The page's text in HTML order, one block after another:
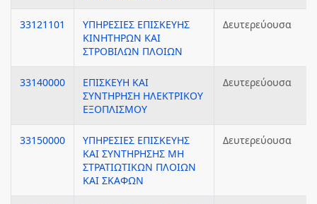
33121101
ΥΠΗΡΕΣΙΕΣ ΕΠΙΣΚΕΥΗΣ
ΚΙΝΗΤΗΡΩΝ ΚΑΙ
ΣΤΡΟΒΙΛΩΝ ΠΛΟΙΩΝ
Δευτερεύουσα
33140000
ΕΠΙΣΚΕΥΗ ΚΑΙ
ΣΥΝΤΗΡΗΣΗ ΗΛΕΚΤΡΙΚΟΥ
ΕΞΟΠΛΙΣΜΟΥ
Δευτερεύουσα
33150000
ΥΠΗΡΕΣΙΕΣ ΕΠΙΣΚΕΥΗΣ
ΚΑΙ ΣΥΝΤΗΡΗΣΗΣ ΜΗ
ΣΤΡΑΤΙΩΤΙΚΩΝ ΠΛΟΙΩΝ
ΚΑΙ ΣΚΑΦΩΝ
Δευτερεύουσα